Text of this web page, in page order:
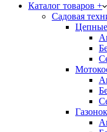
Каталог товаров +
Садовая